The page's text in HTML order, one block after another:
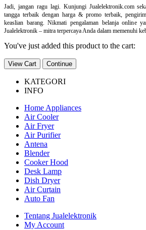
Jadi, jangan ragu lagi. Kunjungi Jualelektronik.com
tangga terbaik dengan harga & promo terbaik,
keaslian barang. Nikmati pengalaman belanja online
Jualelektronik – mitra terpercaya Anda dalam memenuhi
You've just added this product to the cart:
View Cart Continue
KATEGORI
INFO
Home Appliances
Air Cooler
Air Fryer
Air Purifier
Antena
Blender
Cooker Hood
Desk Lamp
Dish Dryer
Air Curtain
Auto Fan
Tentang Jualelektronik
My Account